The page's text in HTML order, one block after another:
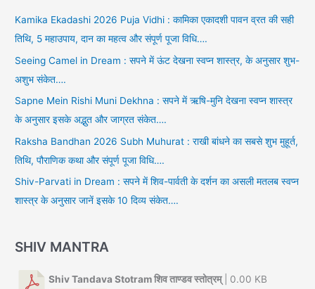
Kamika Ekadashi 2026 Puja Vidhi : कामिका एकादशी पावन व्रत की सही
तिथि, 5 महाउपाय, दान का महत्व और संपूर्ण पूजा विधि….
Seeing Camel in Dream : सपने में ऊंट देखना स्वप्न शास्त्र, के अनुसार शुभ-
अशुभ संकेत….
Sapne Mein Rishi Muni Dekhna : सपने में ऋषि-मुनि देखना स्वप्न शास्त्र
के अनुसार इसके अद्भुत और जाग्रत संकेत….
Raksha Bandhan 2026 Subh Muhurat : राखी बांधने का सबसे शुभ मुहूर्त,
तिथि, पौराणिक कथा और संपूर्ण पूजा विधि….
Shiv-Parvati in Dream : सपने में शिव-पार्वती के दर्शन का असली मतलब स्वप्न
शास्त्र के अनुसार जानें इसके 10 दिव्य संकेत….
SHIV MANTRA
Shiv Tandava Stotram शिव ताण्डव स्तोत्रम्| 0.00 KB